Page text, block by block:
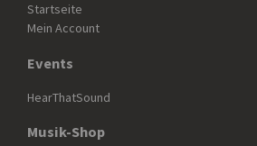
Startseite
Mein Account
Events
HearThatSound
Musik-Shop